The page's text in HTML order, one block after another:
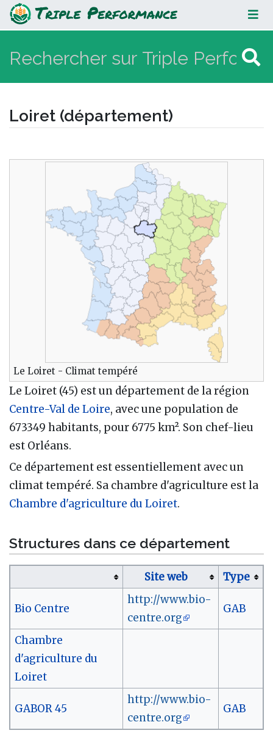
Loiret (département)
Loiret (département)
Le Loiret - Climat tempéré
Le Loiret (45) est un département de la région
Centre-Val de Loire, avec une population de
673349 habitants, pour 6775 km². Son chef-lieu
est Orléans.
Ce département est essentiellement avec un
climat tempéré. Sa chambre d'agriculture est la
Chambre d'agriculture du Loiret.
Structures dans ce département
Site web Type
Bio Centre
http://www.bio-
centre.org
GAB
Chambre
d'agriculture du
Loiret
GABOR 45
http://www.bio-
centre.org
GAB